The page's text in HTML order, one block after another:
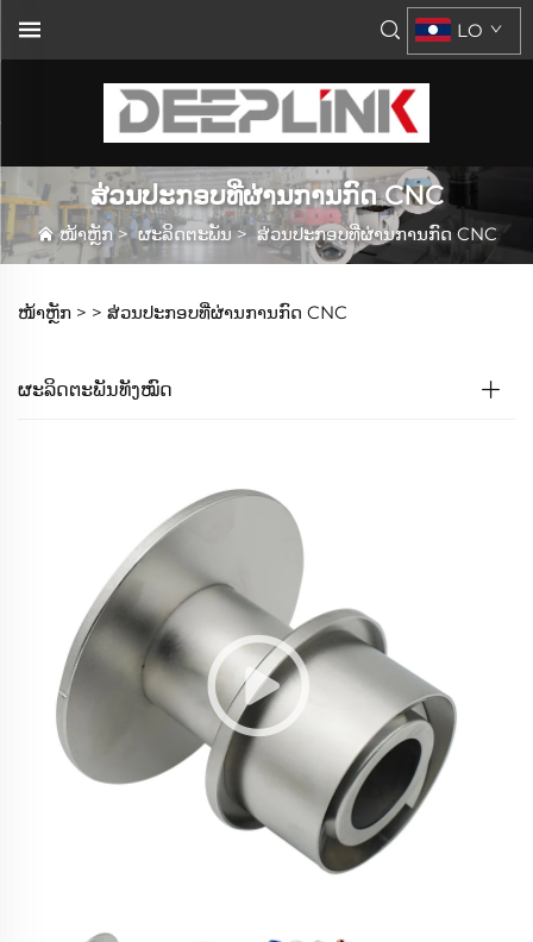
LO
ສ່ວນປະກອບທີ່ຜ່ານການກົດ CNC
ໜ້າຫຼັກ>ຜະລິດຕະພັນ >ສ່ວນປະກອບທີ່ຜ່ານການກົດ CNC
ໜ້າຫຼັກ > > ສ່ວນປະກອບທີ່ຜ່ານການກົດ CNC
ຜະລິດຕະພັນທັງໝົດ